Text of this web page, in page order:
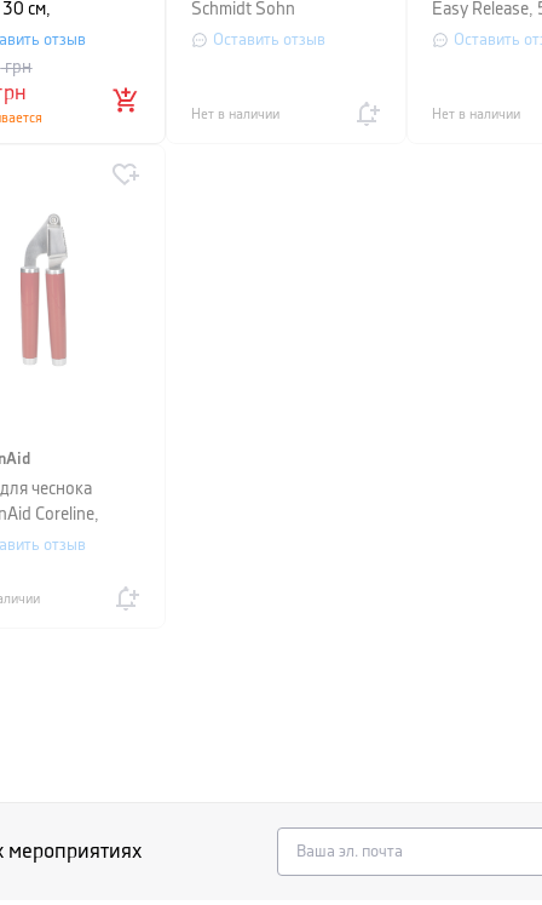
см,
отзыв
грн
Schmidt Sohn
EXQUISITE, 17х5х3,5
Оставить отзыв
Нет в наличии
Easy Release,
25,5,Оставить
Нет в наличии
для чеснока
Coreline,
см, красный
отзыв
мероприятиях